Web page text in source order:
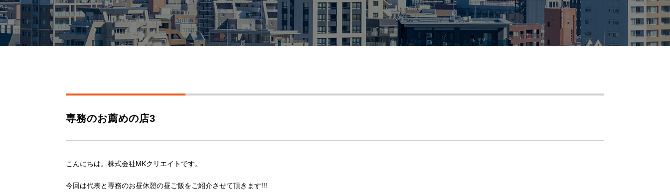
専務のお薦めの店3
こんにちは。株式会社MKクリエイトです。
今回は代表と専務のお昼休憩の昼ご飯をご紹介させて頂きます!!!